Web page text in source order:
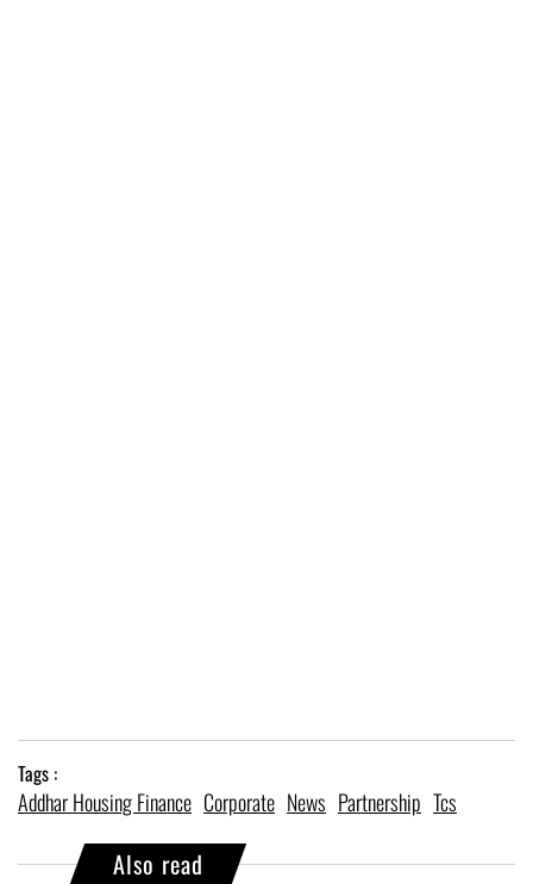
Tags :
Addhar Housing Finance Corporate News Partnership Tcs
Also read